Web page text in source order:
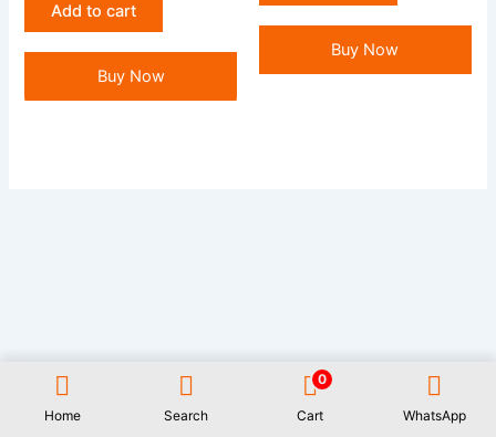
Add to cart
Buy Now
Buy Now
All Rights Reserved GAUWAL | Address: 17/1, Monipuripara, Sangshad
Avenue, Dhaka- 1215 | 01977722531 | Designed and Developed by
Home Search
0
Cart WhatsApp